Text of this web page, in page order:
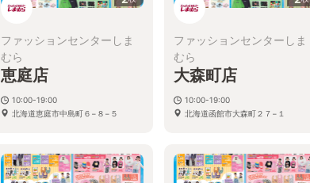
ファッションセンターしま
むら
恵庭店
10:00-19:00
北海道恵庭市中島町６−８−５
ファッションセンターしま
むら
大森町店
10:00-19:00
北海道函館市大森町２７−１